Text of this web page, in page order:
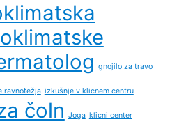
gnojilo za travo
ravnotežja izkušnje v klicnem centru
čoln Joga klicni center